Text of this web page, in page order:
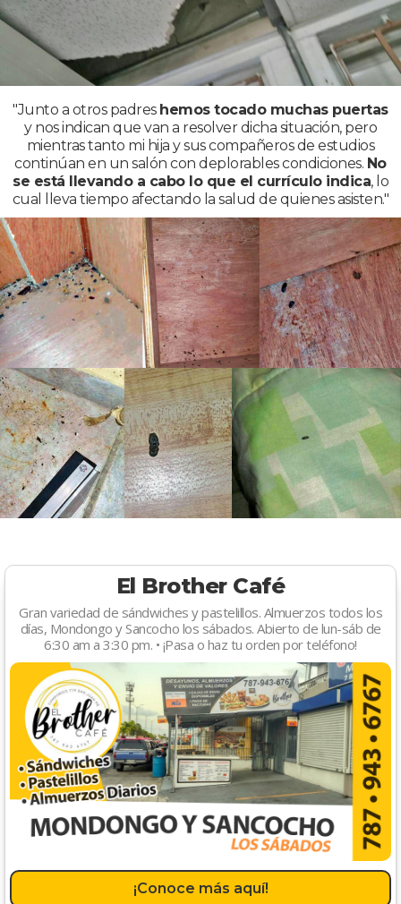
"Junto a otros padres hemos tocado muchas puertas
y nos indican que van a resolver dicha situación, pero
mientras tanto mi hija y sus compañeros de estudios
continúan en un salón con deplorables condiciones. No
se está llevando a cabo lo que el currículo indica, lo
cual lleva tiempo afectando la salud de quienes asisten."
El Brother Café
Gran variedad de sándwiches y pastelillos. Almuerzos todos los
días, Mondongo y Sancocho los sábados. Abierto de lun-sáb de
6:30 am a 3:30 pm. • ¡Pasa o haz tu orden por teléfono!
¡Conoce más aquí!